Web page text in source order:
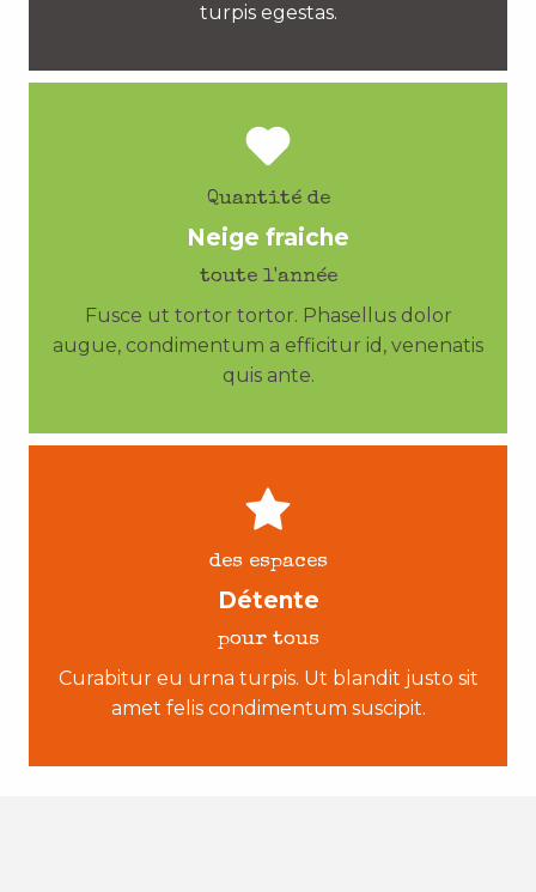
turpis egestas.
Quantité de
Neige fraiche
toute l'année
Fusce ut tortor tortor. Phasellus dolor
augue, condimentum a efficitur id, venenatis
quis ante.
des espaces
Détente
pour tous
Curabitur eu urna turpis. Ut blandit justo sit
amet felis condimentum suscipit.